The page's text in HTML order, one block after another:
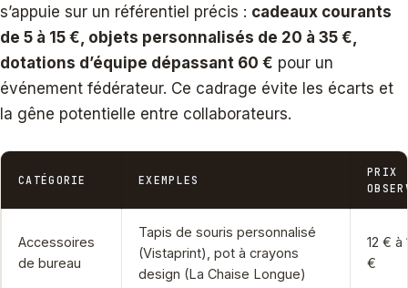
s’appuie sur un référentiel précis : cadeaux courants
de 5 à 15 €, objets personnalisés de 20 à 35 €,
dotations d’équipe dépassant 60 € pour un
événement fédérateur. Ce cadrage évite les écarts et
la gêne potentielle entre collaborateurs.
CATÉGORIE EXEMPLES
PRIX
Accessoires
de bureau
Tapis de souris personnalisé
(Vistaprint), pot à crayons
design (La Chaise Longue)
12 € à
€